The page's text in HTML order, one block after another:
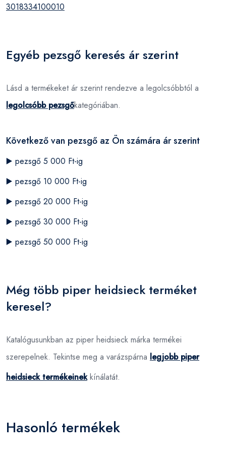
3018334100010
Egyéb pezsgő keresés ár szerint
Lásd a termékeket ár szerint rendezve a legolcsóbbtól a
legolcsóbb pezsgőkategóriában.
Következő van pezsgő az Ön számára ár szerint
▶️ pezsgő 5 000 Ft-ig
▶️ pezsgő 10 000 Ft-ig
▶️ pezsgő 20 000 Ft-ig
▶️ pezsgő 30 000 Ft-ig
▶️ pezsgő 50 000 Ft-ig
Még több piper heidsieck terméket
keresel?
Katalógusunkban az piper heidsieck márka termékei
szerepelnek. Tekintse meg a varázspárna legjobb piper
heidsieck termékeinekkínálatát.
Hasonló termékek